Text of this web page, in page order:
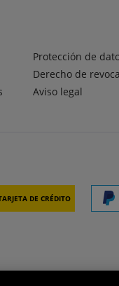
Protección de
Derecho de
Aviso legal
de crédito